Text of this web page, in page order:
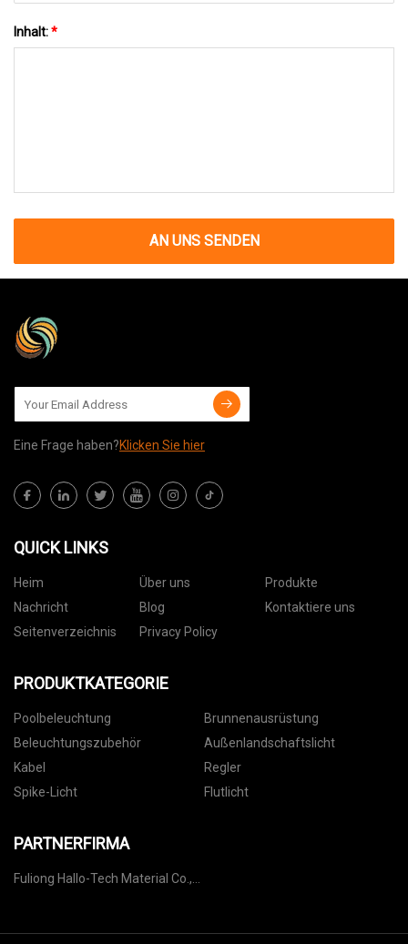
Inhalt:*
AN UNS SENDEN
Eine Frage haben?Klicken Sie hier
QUICK LINKS
Heim Über uns
Produkte
Nachricht
Blog
Kontaktiere uns
Seitenverzeichnis
Privacy Policy
PRODUKTKATEGORIE
Poolbeleuchtung
Brunnenausrüstung
Beleuchtungszubehör
Außenlandschaftslicht
Kabel
Regler
Spike-Licht
Flutlicht
PARTNERFIRMA
Fuliong Hallo-Tech Material Co.,